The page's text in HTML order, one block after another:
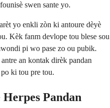
swen sante yo.
yo enkli zòn ki antoure dèyè
Kèk fanm devlope tou blese sou
pi wo pase zo ou pubik.
an kontak dirèk pandan
ki tou pre tou.
Pandan